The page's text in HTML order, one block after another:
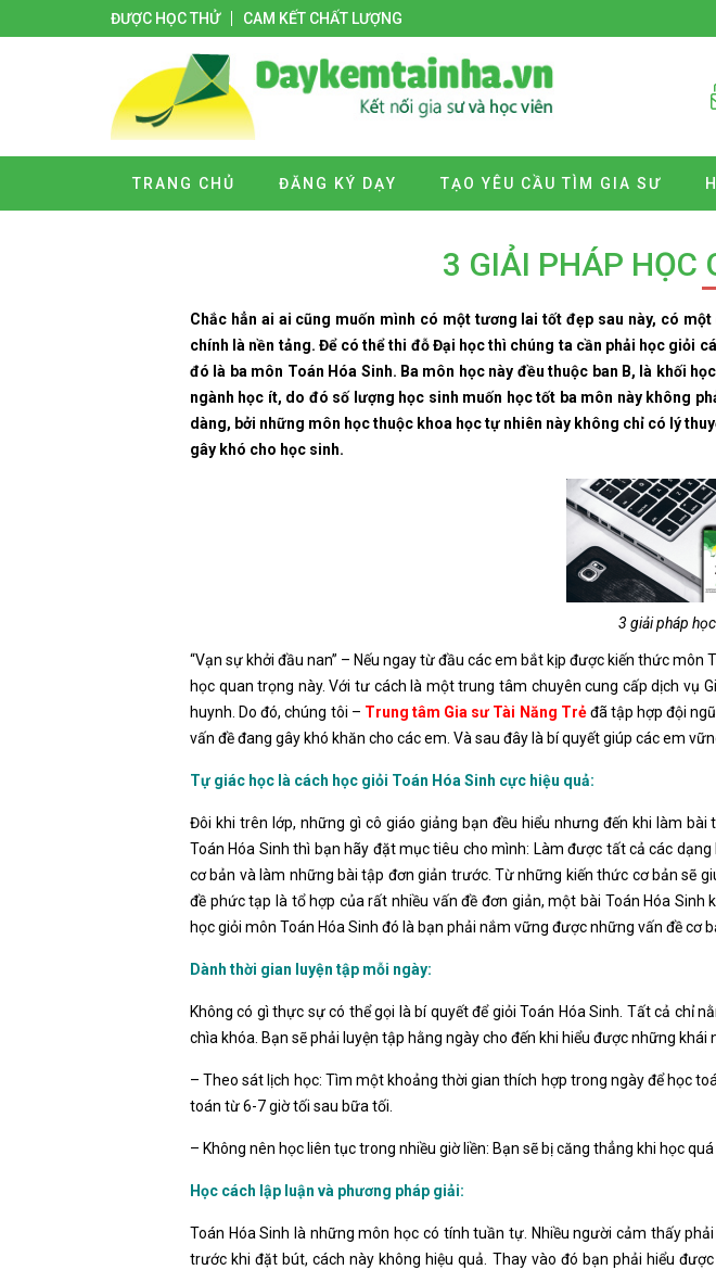
ĐƯỢC HỌC THỬ CAM KẾT CHẤT LƯỢNG
TRANG CHỦ ĐĂNG KÝ DẠY TẠO YÊU CẦU TÌM GIA SƯ
3 GIẢI PHÁP HỌC
Chắc hẳn ai ai cũng muốn mình có một tương lai tốt đẹp sau này, có
chính là nền tảng. Để có thể thi đỗ Đại học thì chúng ta cần phải học giỏi
đó là ba môn Toán Hóa Sinh. Ba môn học này đều thuộc ban B, là khối
ngành học ít, do đó số lượng học sinh muốn học tốt ba môn này không
dàng, bởi những môn học thuộc khoa học tự nhiên này không chỉ có lý
gây khó cho học sinh.
3 giải pháp
“Vạn sự khởi đầu nan” – Nếu ngay từ đầu các em bắt kịp được kiến thức
học quan trọng này. Với tư cách là một trung tâm chuyên cung cấp dịch vụ
huynh. Do đó, chúng tôi – Trung tâm Gia sư Tài Năng Trẻđã tập hợp đội
vấn đề đang gây khó khăn cho các em. Và sau đây là bí quyết giúp các em
Tự giác học là cách học giỏi Toán Hóa Sinh cực hiệu quả:
Đôi khi trên lớp, những gì cô giáo giảng bạn đều hiểu nhưng đến khi làm
Toán Hóa Sinh thì bạn hãy đặt mục tiêu cho mình: Làm được tất cả các
cơ bản và làm những bài tập đơn giản trước. Từ những kiến thức cơ bản sẽ
đề phức tạp là tổ hợp của rất nhiều vấn đề đơn giản, một bài Toán Hóa
học giỏi môn Toán Hóa Sinh đó là bạn phải nắm vững được những vấn đề cơ
Dành thời gian luyện tập mỗi ngày:
Không có gì thực sự có thể gọi là bí quyết để giỏi Toán Hóa Sinh. Tất cả chỉ
chìa khóa. Bạn sẽ phải luyện tập hằng ngày cho đến khi hiểu được những khái
– Theo sát lịch học: Tìm một khoảng thời gian thích hợp trong ngày để học
toán từ 6-7 giờ tối sau bữa tối.
– Không nên học liên tục trong nhiều giờ liền: Bạn sẽ bị căng thẳng khi học
Học cách lập luận và phương pháp giải:
Toán Hóa Sinh là những môn học có tính tuần tự. Nhiều người cảm thấy
trước khi đặt bút, cách này không hiệu quả. Thay vào đó bạn phải hiểu